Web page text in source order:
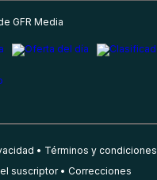
GFR Media
Términos y condiciones
suscriptor
Correcciones